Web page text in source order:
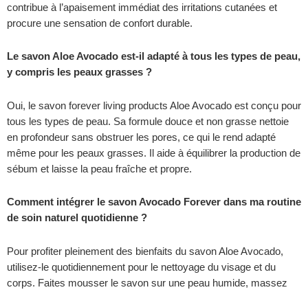
contribue à l’apaisement immédiat des irritations cutanées et
procure une sensation de confort durable.
Le savon Aloe Avocado est-il adapté à tous les types de peau,
y compris les peaux grasses ?
Oui, le savon forever living products Aloe Avocado est conçu pour
tous les types de peau. Sa formule douce et non grasse nettoie
en profondeur sans obstruer les pores, ce qui le rend adapté
même pour les peaux grasses. Il aide à équilibrer la production de
sébum et laisse la peau fraîche et propre.
Comment intégrer le savon Avocado Forever dans ma routine
de soin naturel quotidienne ?
Pour profiter pleinement des bienfaits du savon Aloe Avocado,
utilisez-le quotidiennement pour le nettoyage du visage et du
corps. Faites mousser le savon sur une peau humide, massez